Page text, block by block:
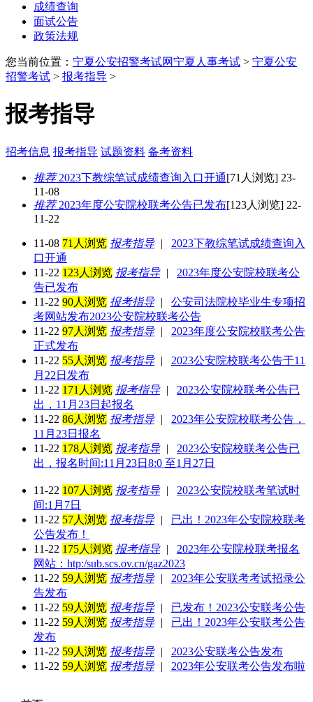
成绩查询
面试公告
政策法规
您当前位置： 宁夏公安招警考试网宁夏人事考试 > 宁夏公安
招警考试 > 报考指导 >
报考指导
招考信息 报考指导 试题资料 备考资料
推荐2023下教综笔试成绩查询入口开通[71人浏览] 23-
11-08
推荐2023年度公安院校联考公告已发布[123人浏览] 22-
11-22
11-08 71人浏览 报考指导|
2023下教综笔试成绩查询入
口开通
11-22 123人浏览 报考指导|
2023年度公安院校联考公
告已发布
11-22 90人浏览 报考指导|
公安司法院校毕业生专项招
考网站发布2023公安院校联考公告
11-22 97人浏览 报考指导|
2023年度公安院校联考公告
正式发布
11-22 55人浏览 报考指导|
2023公安院校联考公告于11
月22日发布
11-22 171人浏览 报考指导|
2023公安院校联考公告已
出，11月23日起报名
11-22 86人浏览 报考指导|
2023年公安院校联考公告，
11月23日报名
11-22 178人浏览 报考指导|
2023公安院校联考公告已
出，报名时间:11月23日8:0 至1月27日
11-22 107人浏览 报考指导|
2023公安院校联考笔试时
间:1月7日
11-22 57人浏览 报考指导|
已出！2023年公安院校联考
公告发布！
11-22 175人浏览 报考指导|
2023年公安院校联考报名
网站：htp:/sub.scs.ov.cn/gaz2023
11-22 59人浏览 报考指导|
2023年公安联考考试招录公
告发布
11-22 59人浏览 报考指导|
已发布！2023公安联考公告
11-22 59人浏览 报考指导|
已出！2023年公安联考公告
发布
11-22 59人浏览 报考指导|
2023公安联考公告发布
11-22 59人浏览 报考指导| 2023年公安联考公告发布啦